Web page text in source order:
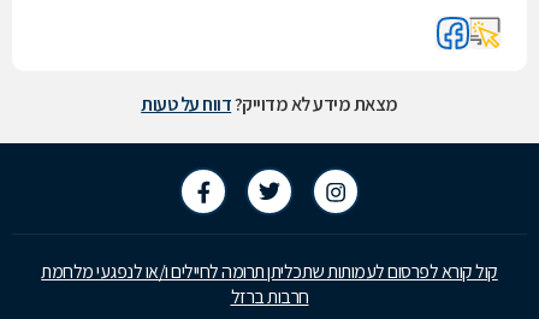
מצאת מידע לא מדוייק?דווח על טעות
קול קורא לפרסום לעמותות שתכליתן תרומה לחיילים ו/או לנפגעי מלחמת
חרבות ברזל